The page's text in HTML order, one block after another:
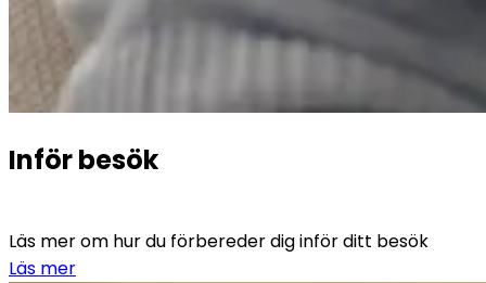
Inför besök
Läs mer om hur du förbereder dig inför ditt besök
Läs mer